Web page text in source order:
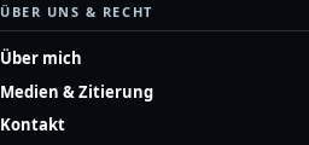
ÜBER UNS & RECHT
Über mich
Medien & Zitierung
Kontakt